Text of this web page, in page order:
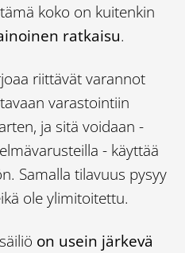
koko on kuitenkin
ratkaisu.
riittävät varannot
varastointiin
ja sitä voidaan -
- käyttää
Samalla tilavuus pysyy
ole ylimitoitettu.
on usein järkevä